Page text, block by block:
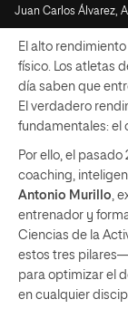
Juan Carlos Álvarez,
El alto
físico. Los atletas
día saben que
El verdadero
fundamentales: el
Por ello, el pasado
coaching,
Antonio Murillo,
entrenador y
Ciencias de la
estos tres
para optimizar el
en cualquier